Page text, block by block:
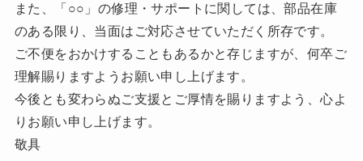
また、「○○」の修理・サポートに関しては、部品在庫
のある限り、当面はご対応させていただく所存です。
ご不便をおかけすることもあるかと存じますが、何卒ご
理解賜りますようお願い申し上げます。
今後とも変わらぬご支援とご厚情を賜りますよう、心よ
りお願い申し上げます。
敬具